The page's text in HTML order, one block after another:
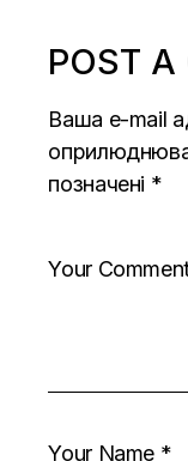
POST
Ваша e-mail
позначені *